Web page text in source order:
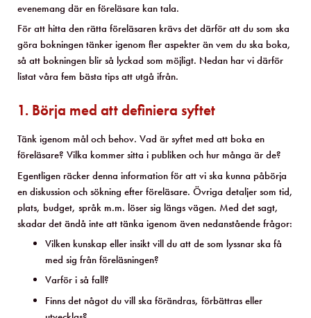
evenemang där en föreläsare kan tala.
För att hitta den rätta föreläsaren krävs det därför att du som ska
göra bokningen tänker igenom fler aspekter än vem du ska boka,
så att bokningen blir så lyckad som möjligt. Nedan har vi därför
listat våra fem bästa tips att utgå ifrån.
1. Börja med att definiera syftet
Tänk igenom mål och behov. Vad är syftet med att boka en
föreläsare? Vilka kommer sitta i publiken och hur många är de?
Egentligen räcker denna information för att vi ska kunna påbörja
en diskussion och sökning efter föreläsare. Övriga detaljer som tid,
plats, budget, språk m.m. löser sig längs vägen. Med det sagt,
skadar det ändå inte att tänka igenom även nedanstående frågor:
Vilken kunskap eller insikt vill du att de som lyssnar ska få
med sig från föreläsningen?
Varför i så fall?
Finns det något du vill ska förändras, förbättras eller